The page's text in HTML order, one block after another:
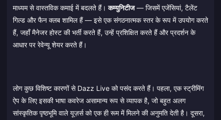
माध्यम से वास्तविक कमाई में बदलते हैं।कम्युनिटीज— जिसमें एजेंसियां, टैलेंट
गिल्ड और फैन क्लब शामिल हैं — इसे एक संगठनात्मक स्तर के रूप में उपयोग करते
हैं, जहाँ मैनेजर होस्ट की भर्ती करते हैं, उन्हें प्रशिक्षित करते हैं और प्रदर्शन के
आधार पर रेवेन्यू शेयर करते हैं।
लोग कुछ विशिष्ट कारणों से Dazz Live को पसंद करते हैं। पहला, एक स्ट्रीमिंग
ऐप के लिए इसकी भाषा कवरेज असामान्य रूप से व्यापक है, जो बहुत अलग
सांस्कृतिक पृष्ठभूमि वाले यूज़र्स को एक ही रूम में मिलने की अनुमति देती है। दूसरा,